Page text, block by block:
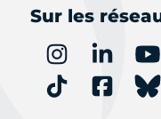
Sur les